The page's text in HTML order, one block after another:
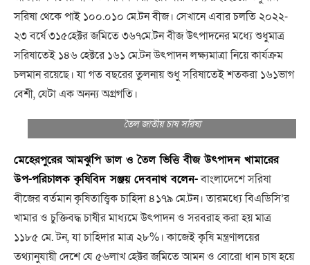
সরিষা থেকে পাই ১০০.০১০ মে.টন বীজ। সেখানে এবার চলতি ২০২২-
২৩ বর্ষে ৩১৫হেক্টর জমিতে ৩৬৭মে.টন বীজ উৎপাদনের মধ্যে শুধুমাত্র
সরিষাতেই ১৪৬ হেক্টরে ১৬১ মে.টন উৎপাদন লক্ষ্যমাত্রা নিয়ে কার্যক্রম
চলমান রয়েছে। যা গত বছরের তুলনায় শুধু সরিষাতেই শতকরা ১৬১ভাগ
বেশী, যেটা এক অনন্য অগ্রগতি।
তৈল জাতীয় চাষ সরিষা
মেহেরপুরের আমঝুপি ডাল ও তৈল ভিত্তি বীজ উৎপাদন খামারের
উপ-পরিচালক কৃষিবিদ সঞ্জয় দেবনাথ বলেন-বাংলাদেশে সরিষা
বীজের বর্তমান কৃষিতাত্ত্বিক চাহিদা ৪১৭৯ মে.টন। তারমধ্যে বিএডিসি’র
খামার ও চুক্তিবদ্ধ চাষীর মাধ্যমে উৎপাদন ও সরবরাহ করা হয় মাত্র
১১৮৫ মে. টন, যা চাহিদার মাত্র ২৮%। কাজেই কৃষি মন্ত্রণালয়ের
তথ্যানুযায়ী দেশে যে ৫৬লাখ হেক্টর জমিতে আমন ও বোরো ধান চাষ হয়ে